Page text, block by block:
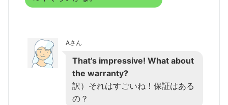
Aさん
That’s impressive! What about
the warranty?
訳）それはすごいね！保証はある
の？